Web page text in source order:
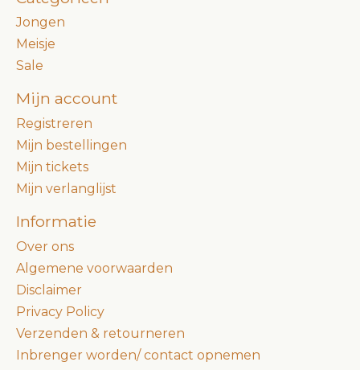
Jongen
Meisje
Sale
Mijn account
Registreren
Mijn bestellingen
Mijn tickets
Mijn verlanglijst
Informatie
Over ons
Algemene voorwaarden
Disclaimer
Privacy Policy
Verzenden & retourneren
Inbrenger worden/ contact opnemen